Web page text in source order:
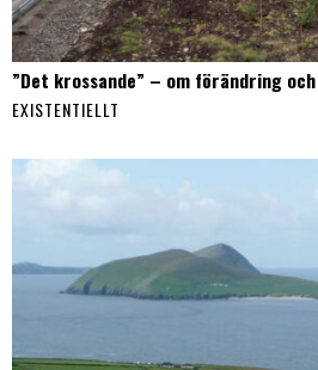
”Det krossande” – om förändring
EXISTENTIELLT